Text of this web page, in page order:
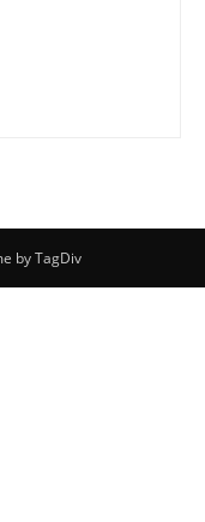
by TagDiv